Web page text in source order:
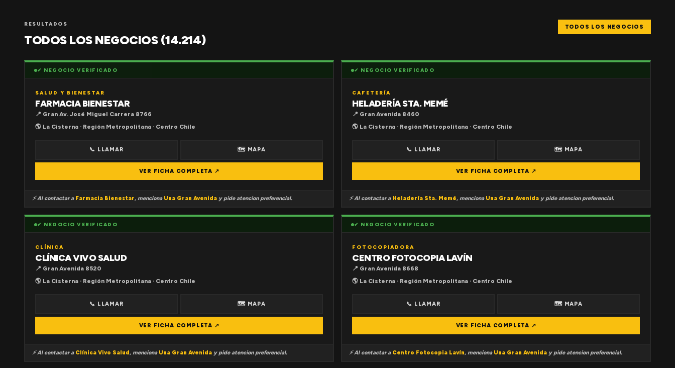
RESULTADOS
TODOS LOS NEGOCIOS (14.214)
TODOS LOS NEGOCIOS
✔ NEGOCIO VERIFICADO
SALUD Y BIENESTAR
FARMACIA BIENESTAR
📍 Gran Av. José Miguel Carrera 8766
🌎 La Cisterna · Región Metropolitana · Centro Chile
📞 LLAMAR 🗺 MAPA
VER FICHA COMPLETA ↗
⚡ Al contactar a Farmacia Bienestar, menciona Una Gran Avenida y pide atencion preferencial.
✔ NEGOCIO VERIFICADO
CAFETERÍA
HELADERÍA STA. MEMÉ
📍 Gran Avenida 8460
🌎 La Cisterna · Región Metropolitana · Centro Chile
📞 LLAMAR 🗺 MAPA
VER FICHA COMPLETA ↗
⚡ Al contactar a Heladería Sta. Memé, menciona Una Gran Avenida y pide atencion preferencial.
✔ NEGOCIO VERIFICADO
CLÍNICA
CLÍNICA VIVO SALUD
📍 Gran Avenida 8520
🌎 La Cisterna · Región Metropolitana · Centro Chile
📞 LLAMAR 🗺 MAPA
VER FICHA COMPLETA ↗
⚡ Al contactar a Clínica Vivo Salud, menciona Una Gran Avenida y pide atencion preferencial.
✔ NEGOCIO VERIFICADO
FOTOCOPIADORA
CENTRO FOTOCOPIA LAVÍN
📍 Gran Avenida 8668
🌎 La Cisterna · Región Metropolitana · Centro Chile
📞 LLAMAR 🗺 MAPA
VER FICHA COMPLETA ↗
⚡ Al contactar a Centro Fotocopia Lavín, menciona Una Gran Avenida y pide atencion preferencial.